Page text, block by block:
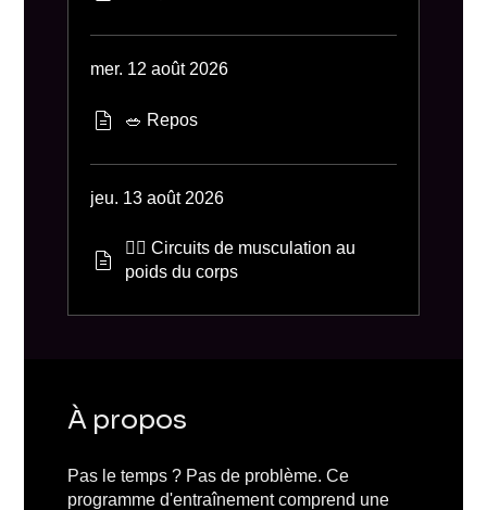
À propos
Pas le temps ? Pas de problème. Ce
programme d'entraînement comprend une
mer. 12 août 2026
🥗 Repos
jeu. 13 août 2026
🏋️‍♂️ Circuits de musculation au
poids du corps